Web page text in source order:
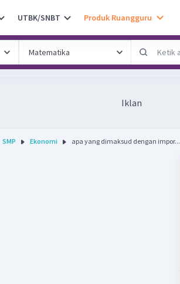
UTBK/SNBT Produk Ruangguru
Iklan
SMP Ekonomi apa yang dimaksud dengan impor...